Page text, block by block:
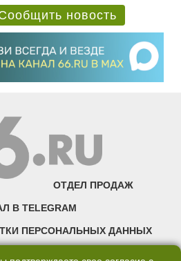
новость
ОТДЕЛ ПРОДАЖ
В TELEGRAM
ПЕРСОНАЛЬНЫХ ДАННЫХ